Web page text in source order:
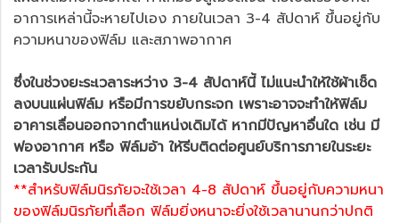
อาการเหล่านี้จะหายไปเอง ภายในเวลา 3-4 สัปดาห์ ขึ้นอยู่กับ
ความหนาของฟิล์ม และสภาพอากาศ
ซึ่งในช่วงยะระเวลาระหว่าง 3-4 สัปดาห์นี้ ไม่แนะนำให้ใช้ผ้าเช็ด
ลงบนแผ่นฟิล์ม หรือมีการขยับกระจก เพราะอาจจะทำให้ฟิล์ม
อาคารเลื่อนออกจากตำแหน่งเดิมได้ หากมีปัญหาอื่นใด เช่น มี
ฟองอากาศ หรือ ฟิล์มอ้า ให้รีบติดต่อศูนย์บริการภายในระยะ
เวลารับประกัน
**สำหรับฟิล์มนิรภัยจะใช้เวลา 4-8 สัปดาห์ ขึ้นอยู่กับความหนา
ของฟิล์มนิรภัยที่เลือก ฟิล์มยิ่งหนาจะยิ่งใช้เวลานานกว่าปกติ